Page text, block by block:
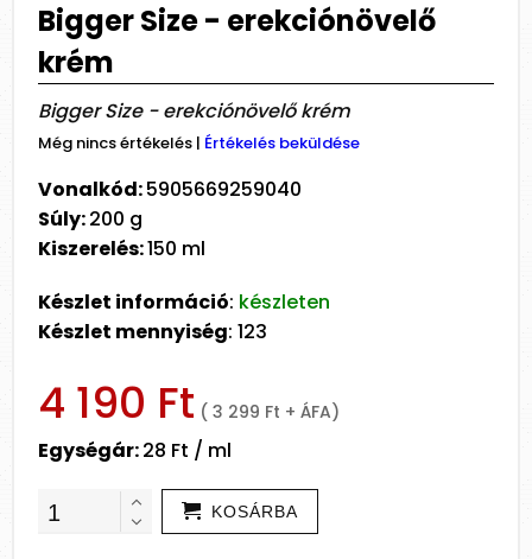
Bigger Size - erekciónövelő
krém
Bigger Size - erekciónövelő krém
Még nincs értékelés | Értékelés beküldése
Vonalkód:5905669259040
Súly:200 g
Kiszerelés:150 ml
Készlet információ: készleten
Készlet mennyiség: 123
4 190 Ft ( 3 299 Ft + ÁFA)
Egységár:28 Ft / ml
KOSÁRBA